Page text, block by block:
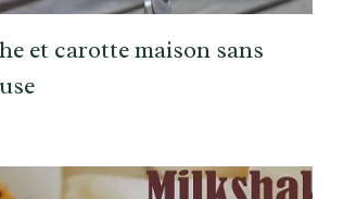
et carotte maison sans